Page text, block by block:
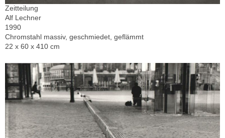
Zeitteilung
Alf Lechner
1990
Chromstahl massiv, geschmiedet, geflämmt
22 x 60 x 410 cm